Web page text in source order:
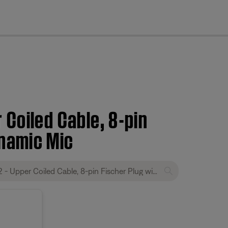
Cable, 8-pin
Mic